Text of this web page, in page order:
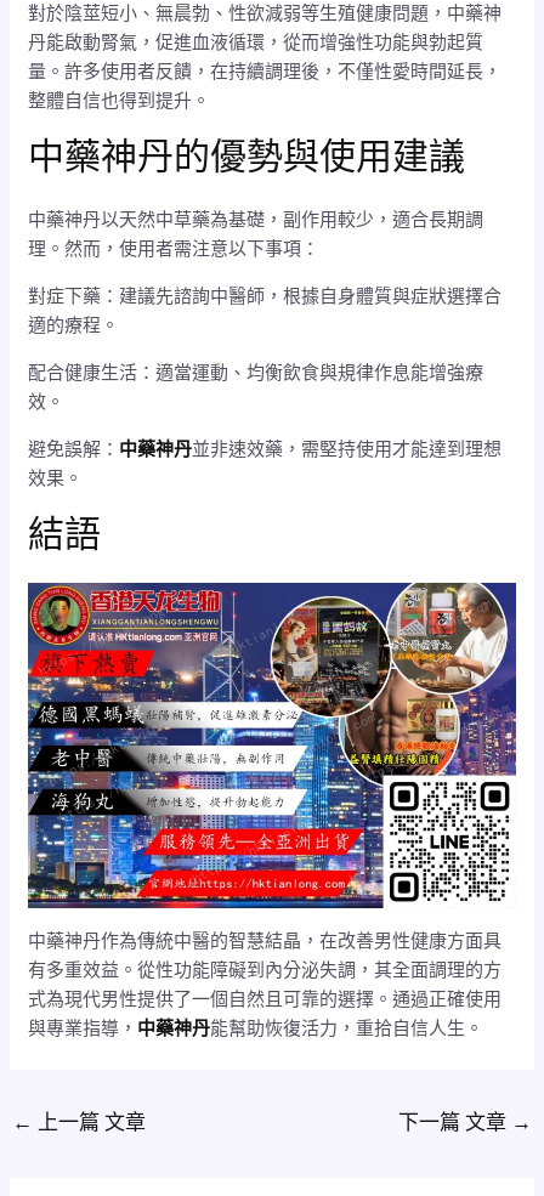
對於陰莖短小、無晨勃、性欲減弱等生殖健康問題，中藥神
丹能啟動腎氣，促進血液循環，從而增強性功能與勃起質
量。許多使用者反饋，在持續調理後，不僅性愛時間延長，
整體自信也得到提升。
中藥神丹的優勢與使用建議
中藥神丹以天然中草藥為基礎，副作用較少，適合長期調
理。然而，使用者需注意以下事項：
對症下藥：建議先諮詢中醫師，根據自身體質與症狀選擇合
適的療程。
配合健康生活：適當運動、均衡飲食與規律作息能增強療
效。
避免誤解： 中藥神丹並非速效藥，需堅持使用才能達到理想
效果。
結語
中藥神丹作為傳統中醫的智慧結晶，在改善男性健康方面具
有多重效益。從性功能障礙到內分泌失調，其全面調理的方
式為現代男性提供了一個自然且可靠的選擇。通過正確使用
與專業指導， 中藥神丹能幫助恢復活力，重拾自信人生。
← 上一篇 文章 下一篇 文章 →